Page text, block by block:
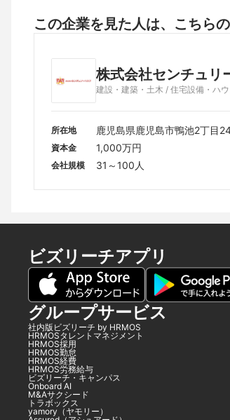
この企業を見た人は、こちら
株式会社センチュリ
建設・建築・土木 / 住宅設備・ハ
所在地 鹿児島県鹿児島市鴨池2丁目
資本金 1,000万円
会社規模 31～100人
ビズリーチアプリ
グループサービス
社内版ビズリーチ by HRMOS
HRMOSタレントマネジメント
HRMOS採用
HRMOS勤怠
HRMOS経費
HRMOS労務給与
ビズリーチ・キャンパス
Onboard AI
M&Aサクシード
トラボックス
yamory（ヤモリー）